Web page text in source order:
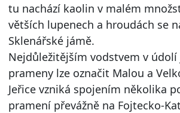
tu nachází kaolin v malém
větších lupenech a hroudách se
Sklenářské jámě.
Nejdůležitějším vodstvem v údolí
prameny lze označit Malou a
Jeřice vzniká spojením několika
pramení převážně na Fojtecko-